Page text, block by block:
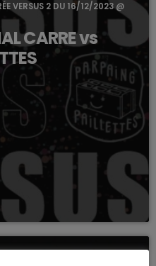
VERSUS 2 DU 16/12/2023 @
CARRE vs